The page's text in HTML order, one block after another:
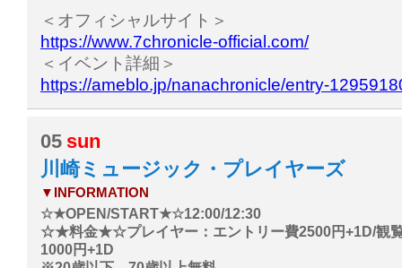
＜オフィシャルサイト＞
https://www.7chronicle-official.com/
＜イベント詳細＞
https://ameblo.jp/nanachronicle/entry-
05 sun
川崎ミュージック・プレイヤーズ
▼INFORMATION
☆★OPEN/START★☆12:00/12:30
☆★料金★☆プレイヤー：エントリー費2500円+1D/観
1000円+1D